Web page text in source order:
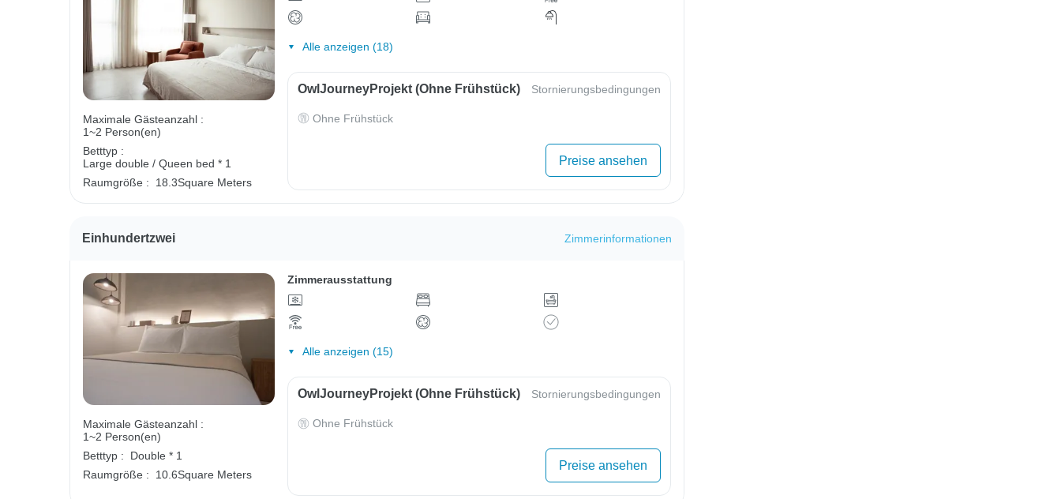
Maximale Gästeanzahl :
1~2 Person(en)
Betttyp :
Large double / Queen bed * 1
Raumgröße :
18.3Square Meters
Alle anzeigen (18)
OwlJourneyProjekt (ohne Frühstück) Stornierungsbedingungen
Ohne Frühstück
Preise ansehen
Einhundertzwei Zimmerinformationen
Maximale Gästeanzahl :
1~2 Person(en)
Betttyp :
Double * 1
Raumgröße :
10.6Square Meters
Zimmerausstattung
Alle anzeigen (15)
OwlJourneyProjekt (ohne Frühstück) Stornierungsbedingungen
Ohne Frühstück
Preise ansehen